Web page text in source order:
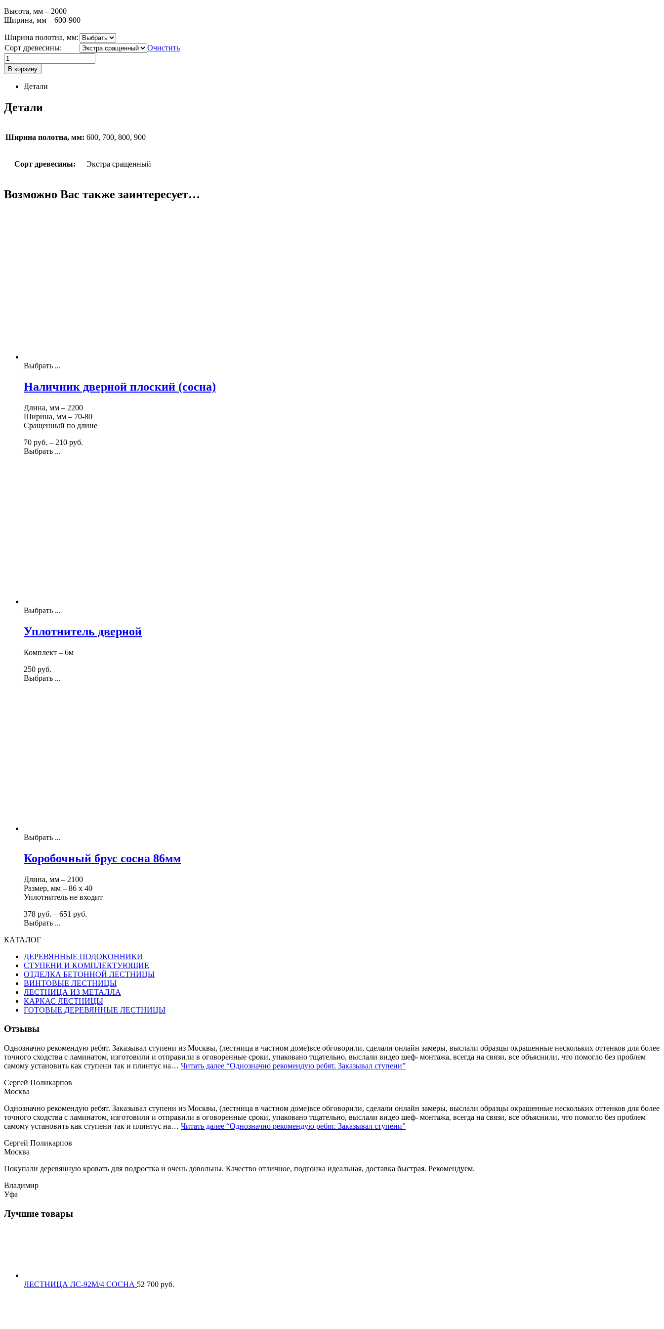
Высота, мм – 2000
Ширина, мм – 600-900
Ширина полотна, мм:
Сорт древесины:
Очистить
В корзину
Детали
Детали
Ширина полотна, мм: 600, 700, 800, 900
Сорт древесины: Экстра сращенный
Возможно Вас также заинтересует…
Выбрать ...
Наличник дверной плоский (сосна)
Длина, мм – 2200
Ширина, мм – 70-80
Сращенный по длине
70 руб. – 210 руб.
Выбрать ...
Выбрать ...
Уплотнитель дверной
Комплект – 6м
250 руб.
Выбрать ...
Выбрать ...
Коробочный брус сосна 86мм
Длина, мм – 2100
Размер, мм – 86 х 40
Уплотнитель не входит
378 руб. – 651 руб.
Выбрать ...
КАТАЛОГ
ДЕРЕВЯННЫЕ ПОДОКОННИКИ
СТУПЕНИ И КОМПЛЕКТУЮЩИЕ
ОТДЕЛКА БЕТОННОЙ ЛЕСТНИЦЫ
ВИНТОВЫЕ ЛЕСТНИЦЫ
ЛЕСТНИЦА ИЗ МЕТАЛЛА
КАРКАС ЛЕСТНИЦЫ
ГОТОВЫЕ ДЕРЕВЯННЫЕ ЛЕСТНИЦЫ
Отзывы
Однозначно рекомендую ребят. Заказывал ступени из Москвы, (лестница в частном доме)все обговорили, сделали онлайн замеры, выслали образцы окрашенные нескольких оттенков для более
точного сходства с ламинатом, изготовили и отправили в оговоренные сроки, упаковано тщательно, выслали видео шеф- монтажа, всегда на связи, все объяснили, что помогло без проблем
самому установить как ступени так и плинтус на… Читать далее “Однозначно рекомендую ребят. Заказывал ступени”
Сергей Поликарпов
Москва
Однозначно рекомендую ребят. Заказывал ступени из Москвы, (лестница в частном доме)все обговорили, сделали онлайн замеры, выслали образцы окрашенные нескольких оттенков для более
точного сходства с ламинатом, изготовили и отправили в оговоренные сроки, упаковано тщательно, выслали видео шеф- монтажа, всегда на связи, все объяснили, что помогло без проблем
самому установить как ступени так и плинтус на… Читать далее “Однозначно рекомендую ребят. Заказывал ступени”
Сергей Поликарпов
Москва
Покупали деревянную кровать для подростка и очень довольны. Качество отличное, подгонка идеальная, доставка быстрая. Рекомендуем.
Владимир
Уфа
Лучшие товары
ЛЕСТНИЦА ЛС-92М/4 СОСНА 52 700 руб.